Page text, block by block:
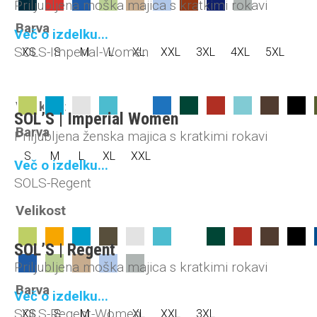
Barva
Velikost
XS S M L XL XXL 3XL 4XL 5XL
Priljubljena moška majica s kratkimi rokavi
Več o izdelku...
SOLS-Imperial-Women
Barva
Velikost
S M L XL XXL
SOL’S | Imperial Women
Priljubljena ženska majica s kratkimi rokavi
Več o izdelku...
SOLS-Regent
Barva
XS S M L XL XXL 3XL
SOL’S | Regent
Priljubljena moška majica s kratkimi rokavi
Več o izdelku...